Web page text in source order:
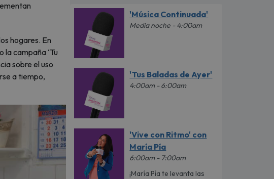
hogares. En
campaña ‘Tu
sobre el uso
a tiempo,
'Música Continuada'
Media noche - 4:00am
'Tus Baladas de Ayer'
4:00am - 6:00am
'Vive con Ritmo' con
María Pía
6:00am - 7:00am
¡María Pía te levanta las